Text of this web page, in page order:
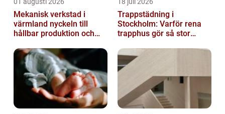
Mekanisk verkstad i
värmland nyckeln till
hållbar produktion och
Trappstädning i
Stockholm: Varför rena
trapphus gör så stor